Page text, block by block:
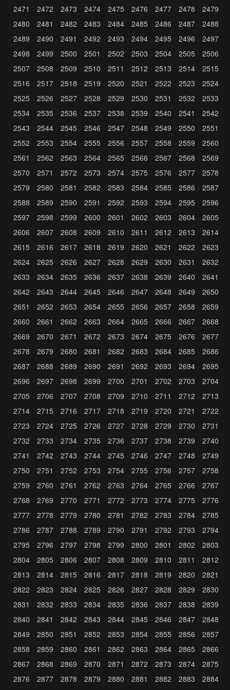
2471
2472 2473 2474 2475 2476 2477 2478
2479
2480
2481 2482 2483 2484 2485 2486 2487
2488
2489
2490 2491 2492 2493 2494 2495 2496
2497
2498
2499 2500 2501 2502 2503 2504 2505
2506
2507
2508 2509 2510 2511 2512 2513 2514
2515
2516
2517 2518 2519 2520 2521 2522 2523
2524
2525
2526 2527 2528 2529 2530 2531 2532
2533
2534
2535 2536 2537 2538 2539 2540 2541
2542
2543
2544 2545 2546 2547 2548 2549 2550
2551
2552
2553 2554 2555 2556 2557 2558 2559
2560
2561
2562 2563 2564 2565 2566 2567 2568
2569
2570
2571 2572 2573 2574 2575 2576 2577
2578
2579
2580 2581 2582 2583 2584 2585 2586
2587
2588
2589 2590 2591 2592 2593 2594 2595
2596
2597
2598 2599 2600 2601 2602 2603 2604
2605
2606
2607 2608 2609 2610 2611 2612 2613
2614
2615
2616 2617 2618 2619 2620 2621 2622
2623
2624
2625 2626 2627 2628 2629 2630 2631
2632
2633
2634 2635 2636 2637 2638 2639 2640
2641
2642
2643 2644 2645 2646 2647 2648 2649
2650
2651
2652 2653 2654 2655 2656 2657 2658
2659
2660
2661 2662 2663 2664 2665 2666 2667
2668
2669
2670 2671 2672 2673 2674 2675 2676
2677
2678
2679 2680 2681 2682 2683 2684 2685
2686
2687
2688 2689 2690 2691 2692 2693 2694
2695
2696
2697 2698 2699 2700 2701 2702 2703
2704
2705
2706 2707 2708 2709 2710 2711 2712
2713
2714
2715 2716 2717 2718 2719 2720 2721
2722
2723
2724 2725 2726 2727 2728 2729 2730
2731
2732
2733 2734 2735 2736 2737 2738 2739
2740
2741
2742 2743 2744 2745 2746 2747 2748
2749
2750
2751 2752 2753 2754 2755 2756 2757
2758
2759
2760 2761 2762 2763 2764 2765 2766
2767
2768
2769 2770 2771 2772 2773 2774 2775
2776
2777
2778 2779 2780 2781 2782 2783 2784
2785
2786
2787 2788 2789 2790 2791 2792 2793
2794
2795
2796 2797 2798 2799 2800 2801 2802
2803
2804
2805 2806 2807 2808 2809 2810 2811
2812
2813
2814 2815 2816 2817 2818 2819 2820
2821
2822
2823 2824 2825 2826 2827 2828 2829
2830
2831
2832 2833 2834 2835 2836 2837 2838
2839
2840
2841 2842 2843 2844 2845 2846 2847
2848
2849
2850 2851 2852 2853 2854 2855 2856
2857
2858
2859 2860 2861 2862 2863 2864 2865
2866
2867
2868 2869 2870 2871 2872 2873 2874
2875
2876
2877 2878 2879 2880 2881 2882 2883
2884